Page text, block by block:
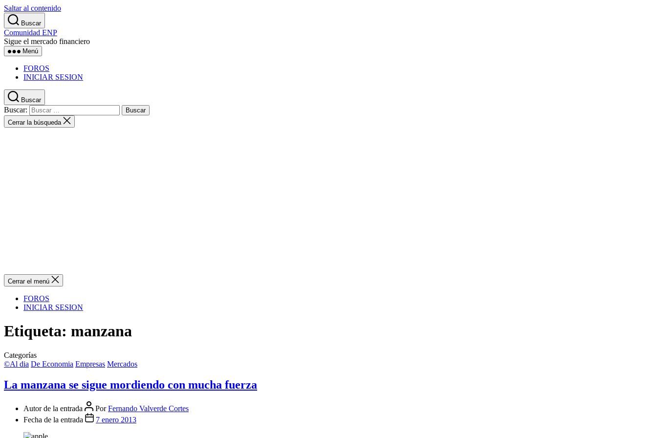
Saltar al contenido
Buscar
Comunidad ENP
Sigue el mercado financiero
Menú
FOROS
INICIAR SESION
Buscar
Buscar:
Cerrar la búsqueda
Cerrar el menú
FOROS
INICIAR SESION
Etiqueta: manzana
Categorías
©Al dia De Economia Empresas Mercados
La manzana se sigue mordiendo con mucha fuerza
Autor de la entrada PorFernando Valverde Cortes
Fecha de la entrada
7 enero 2013